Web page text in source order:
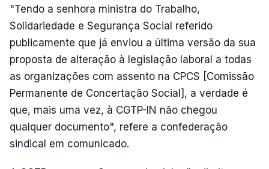
"Tendo a senhora ministra do Trabalho,
Solidariedade e Segurança Social referido
publicamente que já enviou a última versão da sua
proposta de alteração à legislação laboral a todas
as organizações com assento na CPCS [Comissão
Permanente de Concertação Social], a verdade é
que, mais uma vez, à CGTP-IN não chegou
qualquer documento", refere a confederação
sindical em comunicado.